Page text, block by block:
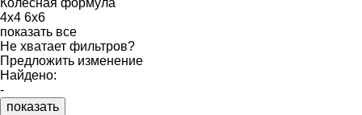
4x4 6x6
показать все
Не хватает фильтров?
Предложить изменение
Найдено:
-
показать